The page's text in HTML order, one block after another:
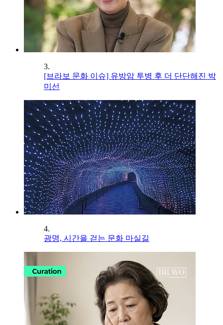
3.
[브라보 문화 이슈] 유방암 투병 후 더 단단해진 박
미선
4.
광명, 시간을 걷는 문화 마실길